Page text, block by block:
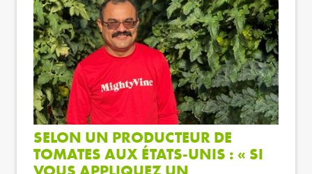
SELON UN PRODUCTEUR DE
TOMATES AUX ÉTATS-UNIS : « SI